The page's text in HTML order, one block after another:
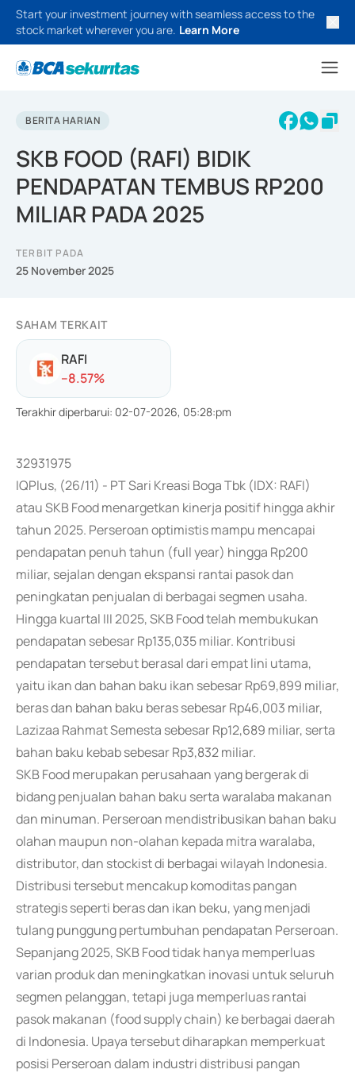
Start your investment journey with seamless access to the
stock market wherever you are. Learn More
BERITA HARIAN
SKB FOOD (RAFI) BIDIK
PENDAPATAN TEMBUS RP200
MILIAR PADA 2025
TERBIT PADA
25 November 2025
SAHAM TERKAIT
RAFI
--8.57%
Terakhir diperbarui: 02-07-2026, 05:28:pm
32931975
IQPlus, (26/11) - PT Sari Kreasi Boga Tbk (IDX: RAFI)
atau SKB Food menargetkan kinerja positif hingga akhir
tahun 2025. Perseroan optimistis mampu mencapai
pendapatan penuh tahun (full year) hingga Rp200
miliar, sejalan dengan ekspansi rantai pasok dan
peningkatan penjualan di berbagai segmen usaha.
Hingga kuartal III 2025, SKB Food telah membukukan
pendapatan sebesar Rp135,035 miliar. Kontribusi
pendapatan tersebut berasal dari empat lini utama,
yaitu ikan dan bahan baku ikan sebesar Rp69,899 miliar,
beras dan bahan baku beras sebesar Rp46,003 miliar,
Lazizaa Rahmat Semesta sebesar Rp12,689 miliar, serta
bahan baku kebab sebesar Rp3,832 miliar.
SKB Food merupakan perusahaan yang bergerak di
bidang penjualan bahan baku serta waralaba makanan
dan minuman. Perseroan mendistribusikan bahan baku
olahan maupun non-olahan kepada mitra waralaba,
distributor, dan stockist di berbagai wilayah Indonesia.
Distribusi tersebut mencakup komoditas pangan
strategis seperti beras dan ikan beku, yang menjadi
tulang punggung pertumbuhan pendapatan Perseroan.
Sepanjang 2025, SKB Food tidak hanya memperluas
varian produk dan meningkatkan inovasi untuk seluruh
segmen pelanggan, tetapi juga memperluas rantai
pasok makanan (food supply chain) ke berbagai daerah
di Indonesia. Upaya tersebut diharapkan memperkuat
posisi Perseroan dalam industri distribusi pangan